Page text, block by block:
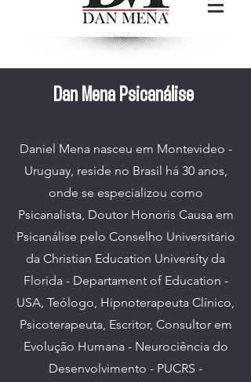
Dan Mena Psicanálise
Daniel Mena nasceu em Montevideo -
Uruguay, reside no Brasil há 30 anos,
onde se especializou como
Psicanalista, Doutor Honoris Causa em
Psicanálise pelo Conselho Universitário
da Christian Education Universíty da
Florida - Departament of Education -
USA, Teólogo, Hipnoterapeuta Clínico,
Psicoterapeuta, Escritor, Consultor em
Evolução Humana - Neurociência do
Desenvolvimento - PUCRS -